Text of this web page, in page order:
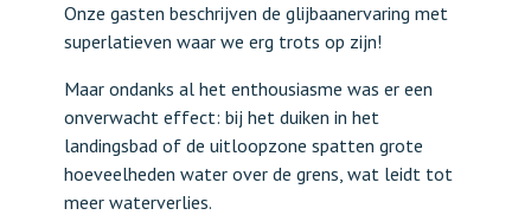
Onze gasten beschrijven de glijbaanervaring met
superlatieven waar we erg trots op zijn!
Maar ondanks al het enthousiasme was er een
onverwacht effect: bij het duiken in het
landingsbad of de uitloopzone spatten grote
hoeveelheden water over de grens, wat leidt tot
meer waterverlies.